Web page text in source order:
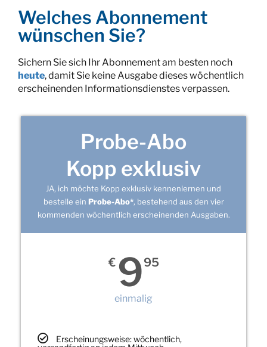
Welches Abonnement
wünschen Sie?
Sichern Sie sich Ihr Abonnement am besten noch
heute, damit Sie keine Ausgabe dieses wöchentlich
erscheinenden Informationsdienstes verpassen.
Probe-Abo
Kopp exklusiv
JA, ich möchte Kopp exklusiv kennenlernen und
bestelle ein Probe-Abo*, bestehend aus den vier
kommenden wöchentlich erscheinenden Ausgaben.
€ 995
einmalig
Erscheinungsweise: wöchentlich,